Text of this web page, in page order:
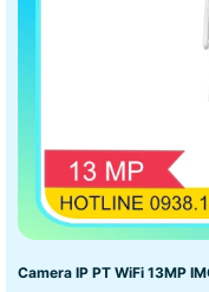
Camera IP PT WiFi 13MP